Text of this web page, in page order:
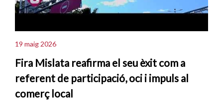
19 maig 2026
Fira Mislata reafirma el seu èxit com a
referent de participació, oci i impuls al
comerç local